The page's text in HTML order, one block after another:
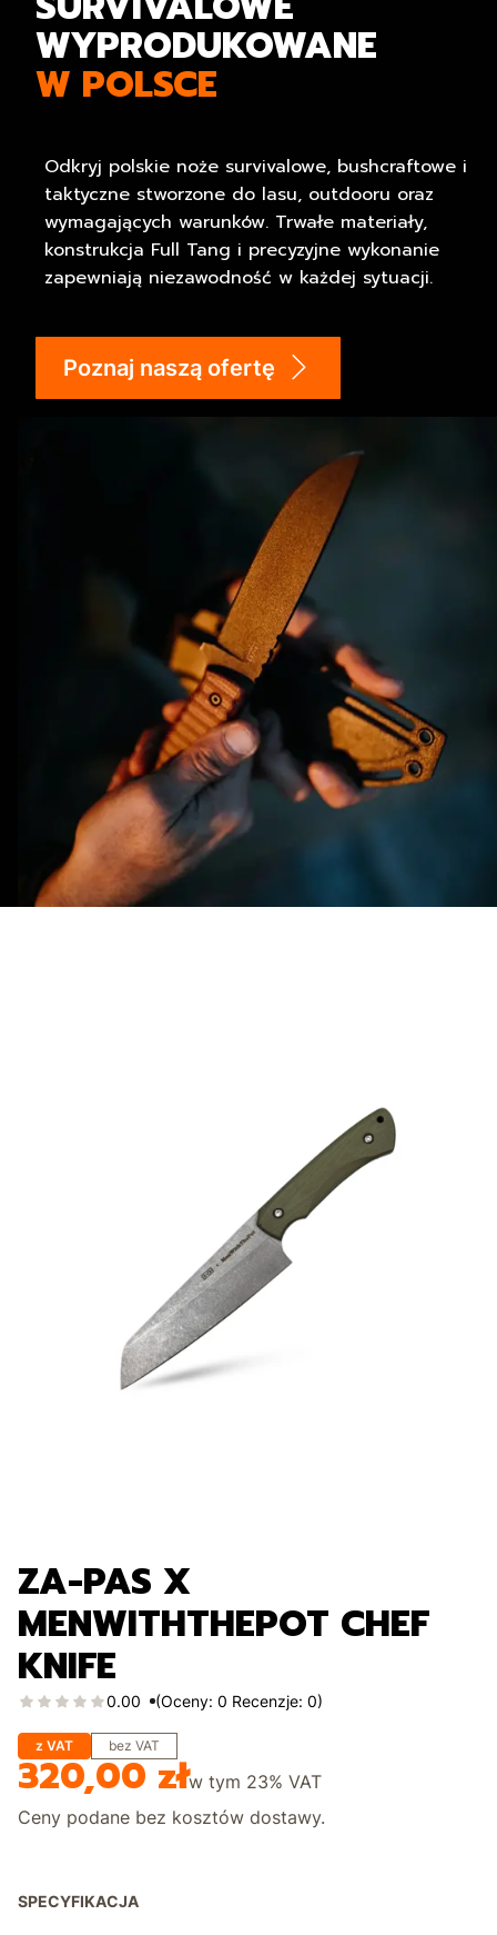
WYPRODUKOWANE
W POLSCE
Odkryj polskie noże survivalowe, bushcraftowe i
taktyczne stworzone do lasu, outdooru oraz
wymagających warunków. Trwałe materiały,
konstrukcja Full Tang i precyzyjne wykonanie
zapewniają niezawodność w każdej sytuacji.
Poznaj naszą ofertę
ZA-PAS X
MENWITHTHEPOT CHEF
KNIFE
0.00 (Oceny: 0 Recenzje: 0)
z VAT bez VAT
Cena
320,00 złw tym 23% VAT
Ceny podane bez kosztów dostawy.
SPECYFIKACJA